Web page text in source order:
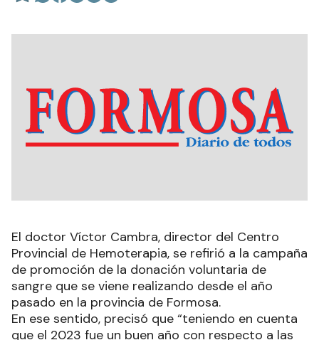
El doctor Víctor Cambra, director del Centro
Provincial de Hemoterapia, se refirió a la campaña
de promoción de la donación voluntaria de
sangre que se viene realizando desde el año
pasado en la provincia de Formosa.
En ese sentido, precisó que “teniendo en cuenta
que el 2023 fue un buen año con respecto a las